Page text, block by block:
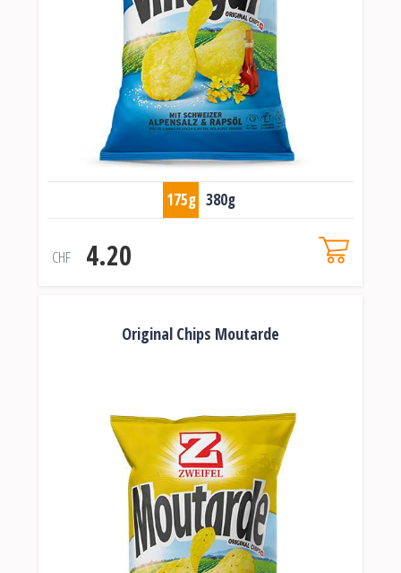
175g 380g
CHF 4.20
Original Chips Moutarde